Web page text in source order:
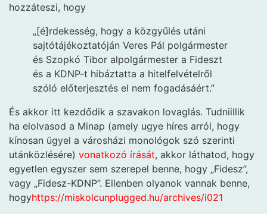
hozzáteszi, hogy
„[é]rdekesség, hogy a közgyűlés utáni
sajtótájékoztatóján Veres Pál polgármester
és Szopkó Tibor alpolgármester a Fideszt
és a KDNP-t hibáztatta a hitelfelvételről
szóló előterjesztés el nem fogadásáért.”
És akkor itt kezdődik a szavakon lovaglás. Tudniillik
ha elolvasod a Minap (amely ugye híres arról, hogy
kínosan ügyel a városházi monológok szó szerinti
utánközlésére) vonatkozó írását, akkor láthatod, hogy
egyetlen egyszer sem szerepel benne, hogy „Fidesz”,
vagy „Fidesz-KDNP”. Ellenben olyanok vannak benne,
hogyhttps://miskolcunplugged.hu/archives/i021